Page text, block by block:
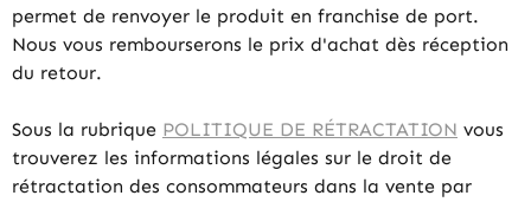
permet de renvoyer le produit en franchise de port.
Nous vous rembourserons le prix d'achat dès réception
du retour.
Sous la rubrique POLITIQUE DE RÉTRACTATION vous
trouverez les informations légales sur le droit de
rétractation des consommateurs dans la vente par